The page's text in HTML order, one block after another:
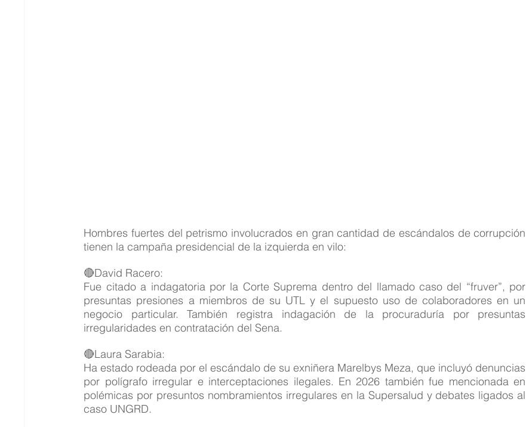
Hombres fuertes del petrismo involucrados en gran cantidad de escándalos de corrupción
tienen la campaña presidencial de la izquierda en vilo:
🔴David Racero:
Fue citado a indagatoria por la Corte Suprema dentro del llamado caso del “fruver”, por
presuntas presiones a miembros de su UTL y el supuesto uso de colaboradores en un
negocio particular. También registra indagación de la procuraduría por presuntas
irregularidades en contratación del Sena.
🔴Laura Sarabia:
Ha estado rodeada por el escándalo de su exniñera Marelbys Meza, que incluyó denuncias
por polígrafo irregular e interceptaciones ilegales. En 2026 también fue mencionada en
polémicas por presuntos nombramientos irregulares en la Supersalud y debates ligados al
caso UNGRD.